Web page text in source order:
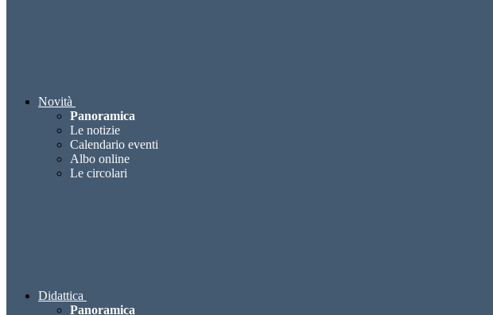
Novità
Panoramica
Le notizie
Calendario eventi
Albo online
Le circolari
Didattica
Panoramica